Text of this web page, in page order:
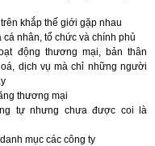
khắp thế giới gặp nhau
nhân, tổ chức và chính phủ
thương mại, bản thân
dịch vụ mà chỉ những người
thương mại
tự nhưng chưa được coi là
mục các công ty